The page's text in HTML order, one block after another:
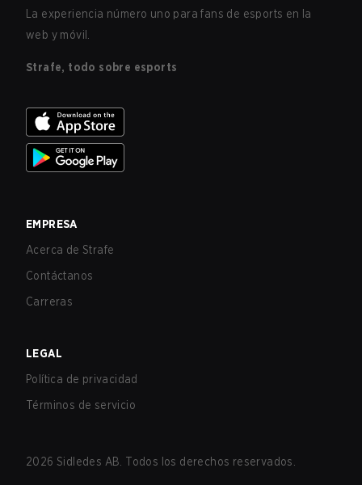
La experiencia número uno para fans de esports en la
web y móvil.
Strafe, todo sobre esports
EMPRESA
Acerca de Strafe
Contáctanos
Carreras
LEGAL
Política de privacidad
Términos de servicio
2026 Sidledes AB. Todos los derechos reservados.